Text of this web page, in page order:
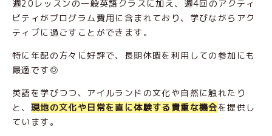
週20レッスンの一般英語クラスに加え、週4回のアクティ
ビティがプログラム費用に含まれており、学びながらアク
ティブに過ごすことができます。
特に年配の方々に好評で、長期休暇を利用しての参加にも
最適です◎
英語を学びつつ、アイルランドの文化や自然に触れたり
と、 現地の文化や日常を直に体験する貴重な機会を提供し
ています。